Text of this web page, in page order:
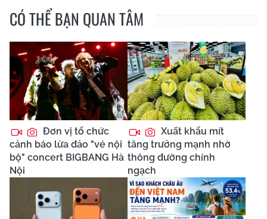
CÓ THỂ BẠN QUAN TÂM
Đơn vị tổ chức
cảnh báo lừa đảo "vé nội
bộ" concert BIGBANG Hà
Nội
Xuất khẩu mít
tăng trưởng mạnh nhờ
thông đường chính
ngạch